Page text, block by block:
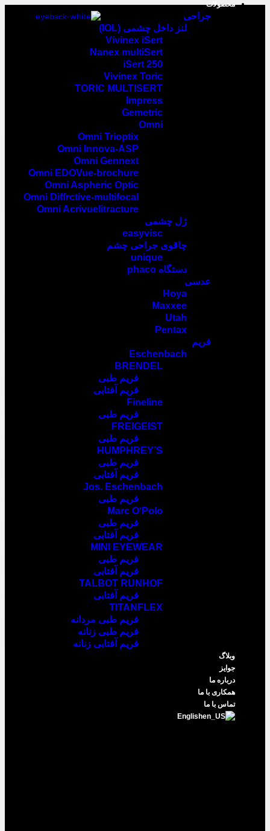
محصولات
جراحی
لنز داخل چشمی (IOL)
Vivinex iSert
Nanex multiSert
iSert 250
Vivinex Toric
TORIC MULTISERT
Impress
Gemetric
Omni
Omni Trioptix
Omni Innova-ASP
Omni Gennext
Omni EDOVue-brochure
Omni Aspheric Optic
Omni Diffrctive-multifocal
Omni Acrivuelitracture
ژل چشمی
easyvisc
چاقوی جراحی چشم
unique
دستگاه phaco
عدسی
Hoya
Maxxee
Utah
Pentax
فریم
Eschenbach
BRENDEL
فریم طبی
فریم آفتابی
Fineline
فریم طبی
FREIGEIST
فریم طبی
HUMPHREY’S
فریم طبی
فریم آفتابی
Jos. Eschenbach
فریم طبی
Marc O‘Polo
فریم طبی
فریم آفتابی
MINI EYEWEAR
فریم طبی
فریم آفتابی
TALBOT RUNHOF
فریم آفتابی
TITANFLEX
فریم طبی مردانه
فریم طبی زنانه
فریم آفتابی زنانه
وبلاگ
جوایز
درباره ما
همکاری با ما
تماس با ما
English